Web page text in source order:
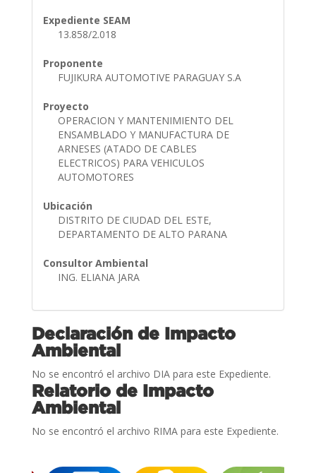
Expediente SEAM
13.858/2.018
Proponente
FUJIKURA AUTOMOTIVE PARAGUAY S.A
Proyecto
OPERACION Y MANTENIMIENTO DEL
ENSAMBLADO Y MANUFACTURA DE
ARNESES (ATADO DE CABLES
ELECTRICOS) PARA VEHICULOS
AUTOMOTORES
Ubicación
DISTRITO DE CIUDAD DEL ESTE,
DEPARTAMENTO DE ALTO PARANA
Consultor Ambiental
ING. ELIANA JARA
Declaración de Impacto
Ambiental
No se encontró el archivo DIA para este Expediente.
Relatorio de Impacto
Ambiental
No se encontró el archivo RIMA para este Expediente.